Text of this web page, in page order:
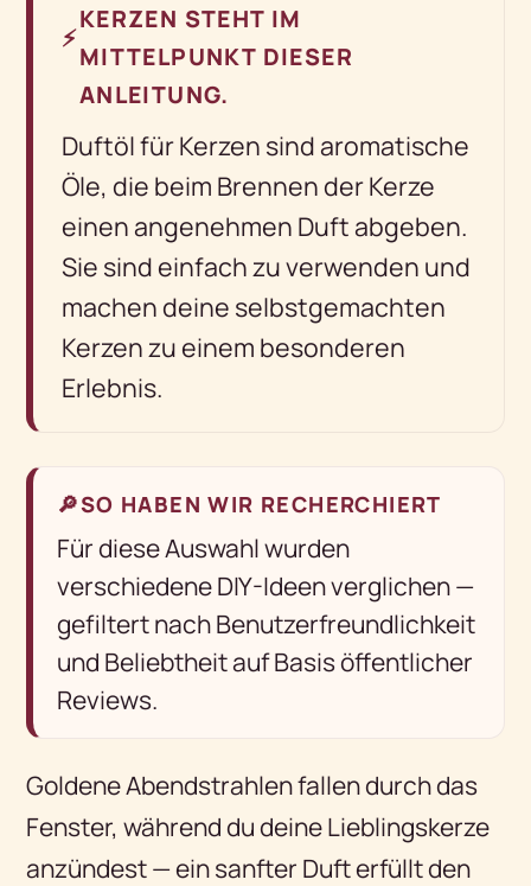
⚡
KERZEN STEHT IM
MITTELPUNKT DIESER
ANLEITUNG.
Duftöl für Kerzen sind aromatische
Öle, die beim Brennen der Kerze
einen angenehmen Duft abgeben.
Sie sind einfach zu verwenden und
machen deine selbstgemachten
Kerzen zu einem besonderen
Erlebnis.
🔎SO HABEN WIR RECHERCHIERT
Für diese Auswahl wurden
verschiedene DIY-Ideen verglichen —
gefiltert nach Benutzerfreundlichkeit
und Beliebtheit auf Basis öffentlicher
Reviews.
Goldene Abendstrahlen fallen durch das
Fenster, während du deine Lieblingskerze
anzündest — ein sanfter Duft erfüllt den